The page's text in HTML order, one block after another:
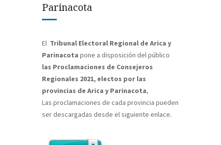
Parinacota
El Tribunal Electoral Regional de Arica y
Parinacota pone a disposición del público
las Proclamaciones de Consejeros
Regionales 2021, electos por las
provincias de Arica y Parinacota,
Las proclamaciones de cada provincia pueden
ser descargadas desde el siguiente enlace.